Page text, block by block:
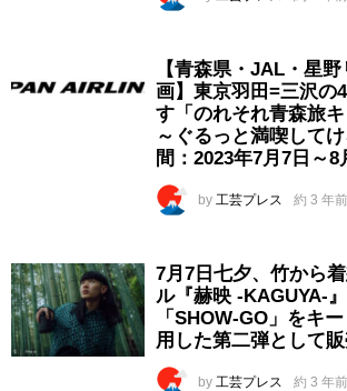
【青森県・JAL・星
画】東京羽田=三沢の
す「のれそれ青森旅
～ぐるっと満喫して
間：2023年7月7日～8
by 工芸プレス 約 3 年前
7月7日七夕、竹から
ル『赫映 -KAGUYA-』
「SHOW-GO」をキ
用した第二弾として販
by 工芸プレス 約 3 年前